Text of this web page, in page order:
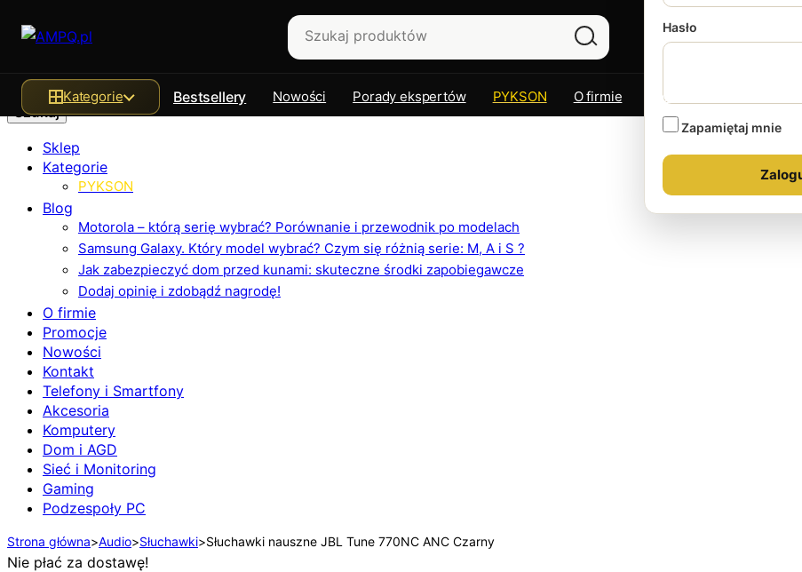
Szukaj
Sklep
Kategorie
PYKSON
Blog
Motorola – którą serię wybrać? Porównanie i przewodnik po modelach
Samsung Galaxy. Który model wybrać? Czym się różnią serie: M, A i S ?
Jak zabezpieczyć dom przed kunami: skuteczne środki zapobiegawcze
Dodaj opinię i zdobądź nagrodę!
O firmie
Promocje
Nowości
Kontakt
Telefony i Smartfony
Akcesoria
Komputery
Dom i AGD
Sieć i Monitoring
Gaming
Podzespoły PC
Hasło
Zapamiętaj mnie
Kategorie Bestsellery Nowości Porady ekspertów PYKSON O firmie Kontakt
Strona główna>Audio>Słuchawki>Słuchawki nauszne JBL Tune 770NC ANC Czarny
Nie płać za dostawę!